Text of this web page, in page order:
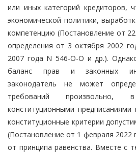
или иных категорий кредиторов,
экономической политики,
компетенцию (Постановление от
определения от 3 октября 2002
2007 года N 546-О-О и др.).
баланс прав и законных
законодатель не может
требований
конституционными
конституционные критерии
(Постановление от 1 февраля 2022
от принципа равенства. Вместе с